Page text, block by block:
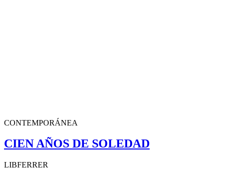
CONTEMPORÁNEA
CIEN AÑOS DE SOLEDAD
LIBFERRER